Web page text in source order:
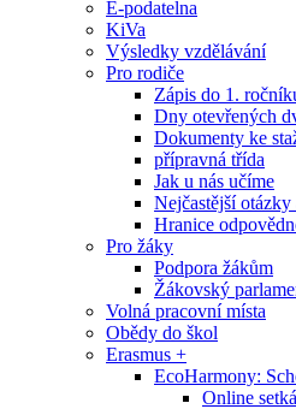
E-podatelna
KiVa
Výsledky vzdělávání
Pro rodiče
Zápis do 1.
Dny otevřených
Dokumenty ke
přípravná třída
Jak u nás učíme
Nejčastější otázky
Hranice
Pro žáky
Podpora žákům
Žákovský
Volná pracovní místa
Obědy do škol
Erasmus +
EcoHarmony:
Online